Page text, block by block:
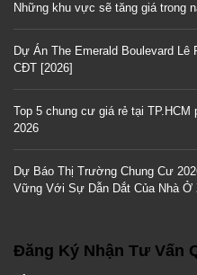
Những khu vực sẽ tăng giá trong
Dự Án The Emerald Boulevard Lê
CĐT [2026]
Top 5 chung cư giá rẻ tại
2026
Dự Báo Thị Trường Chung Cư
Vững Với Sự Dẫn Dắt Của Nhà Ở
Đăng Ký Nhận Tư Vấn